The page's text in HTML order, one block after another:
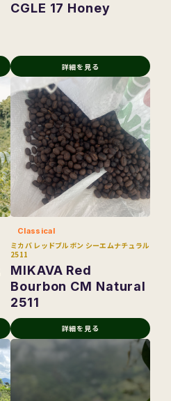
CGLE 17 Honey
詳細を見る
Classical
ミカバ レッドブルボン シーエムナチュラル
2511
MIKAVA Red
Bourbon CM Natural
2511
詳細を見る